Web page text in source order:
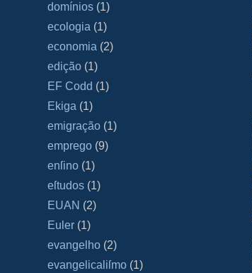
domínios (1)
ecologia (1)
economia (2)
edição (1)
EF Codd (1)
Ekiga (1)
emigração (1)
emprego (9)
enſino (1)
eſtudos (1)
EUAN (2)
Euler (1)
evangelho (2)
evangelicaliſmo (1)